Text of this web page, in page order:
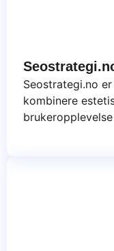
Seostrategi.no
kombinere